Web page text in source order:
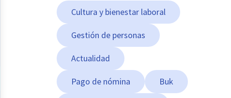
Cultura y bienestar laboral
Gestión de personas
Actualidad
Pago de nómina Buk